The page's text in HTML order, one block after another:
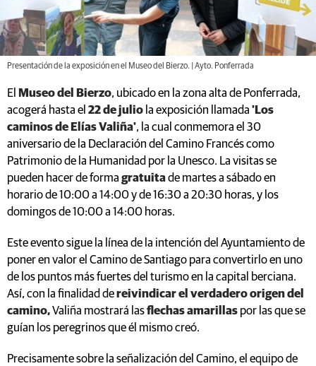
Presentación de la exposición en el Museo del Bierzo. | Ayto. Ponferrada
El Museo del Bierzo, ubicado en la zona alta de Ponferrada,
acogerá hasta el 22 de julio la exposición llamada 'Los
caminos de Elías Valiña', la cual conmemora el 30
aniversario de la Declaración del Camino Francés como
Patrimonio de la Humanidad por la Unesco. La visitas se
pueden hacer de forma gratuitade martes a sábado en
horario de 10:00 a 14:00 y de 16:30 a 20:30 horas, y los
domingos de 10:00 a 14:00 horas.
Este evento sigue la línea de la intención del Ayuntamiento de
poner en valor el Camino de Santiago para convertirlo en uno
de los puntos más fuertes del turismo en la capital berciana.
Así, con la finalidad dereivindicar el verdadero origen del
camino,Valiña mostrará lasflechas amarillas por las que se
guían los peregrinos que él mismo creó.
Precisamente sobre la señalización del Camino, el equipo de